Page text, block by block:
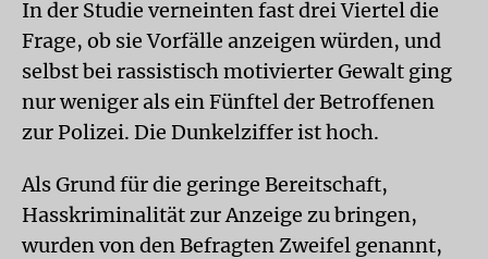
In der Studie verneinten fast drei Viertel die
Frage, ob sie Vorfälle anzeigen würden, und
selbst bei rassistisch motivierter Gewalt ging
nur weniger als ein Fünftel der Betroffenen
zur Polizei. Die Dunkelziffer ist hoch.
Als Grund für die geringe Bereitschaft,
Hasskriminalität zur Anzeige zu bringen,
wurden von den Befragten Zweifel genannt,